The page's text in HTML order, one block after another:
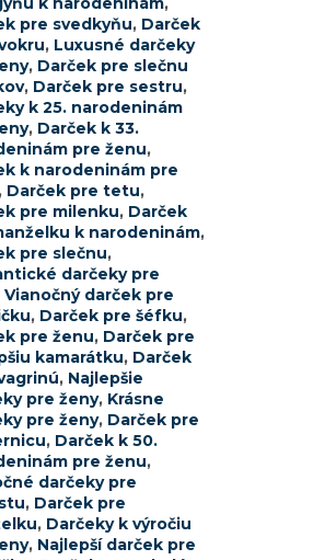
pre svedkyňu, Darček
, Luxusné darčeky
, Darček pre slečnu
, Darček pre sestru,
k 25. narodeninám
, Darček k 33.
pre ženu,
k narodeninám pre
, Darček pre tetu,
pre milenku, Darček
k narodeninám,
pre slečnu,
darčeky pre
Vianočný darček pre
, Darček pre šéfku,
pre ženu, Darček pre
kamarátku, Darček
, Najlepšie
pre ženy, Krásne
pre ženy, Darček pre
, Darček k 50.
pre ženu,
darčeky pre
, Darček pre
, Darčeky k výročiu
, Najlepší darček pre